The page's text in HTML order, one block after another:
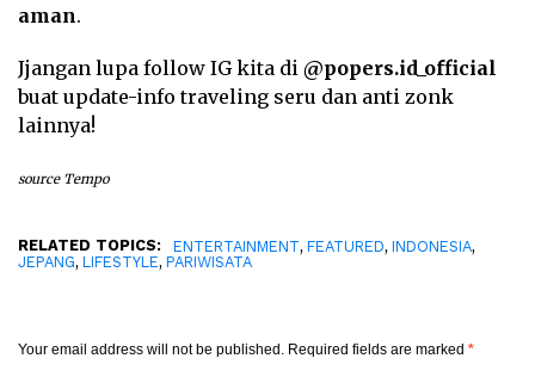
aman.
Jjangan lupa follow IG kita di @popers.id_official
buat update-info traveling seru dan anti zonk
lainnya!
source Tempo
RELATED TOPICS: ENTERTAINMENT, FEATURED, INDONESIA,
JEPANG, LIFESTYLE, PARIWISATA
Your email address will not be published. Required fields are marked *